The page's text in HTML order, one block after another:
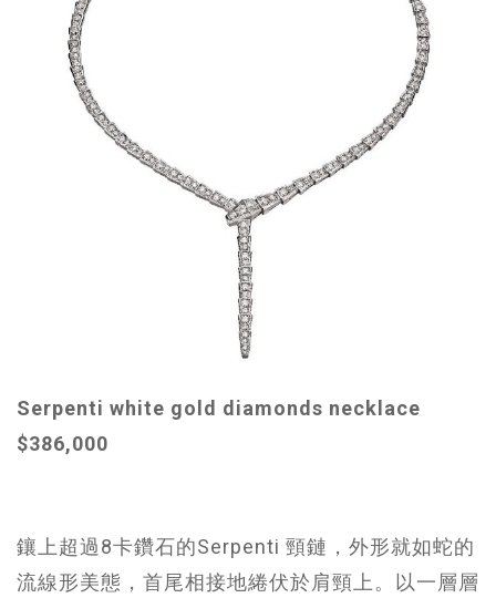
Serpenti white gold diamonds necklace
$386,000
鑲上超過8卡鑽石的Serpenti 頸鏈，外形就如蛇的
流線形美態，首尾相接地綣伏於肩頸上。以一層層